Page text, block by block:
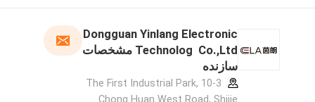
Dongguan Yinlang Electronic
Technolog Co.,Ltd مشخصات
سازنده
10-3 The First Industrial Park,
Chong Huan West Road, Shijie